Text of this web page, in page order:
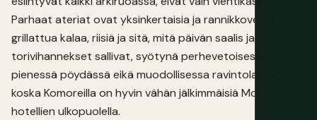
Parhaat ateriat ovat yksinkertaisia ja rannikkoveisiä:
grillattua kalaa, riisiä ja sitä, mitä päivän saalis ja
torivihannekset sallivat, syötynä perhevetoisessa
pienessä pöydässä eikä muodollisessa ravintolassa,
koska Komoreilla on hyvin vähän jälkimmäisiä Moronin
hotellien ulkopuolella.